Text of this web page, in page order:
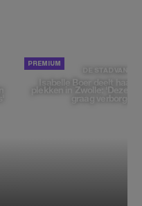
DE STAD VAN
Isabelle Boer deelt haar
plekken in Zwolle: 'Deze
graag verborgen'